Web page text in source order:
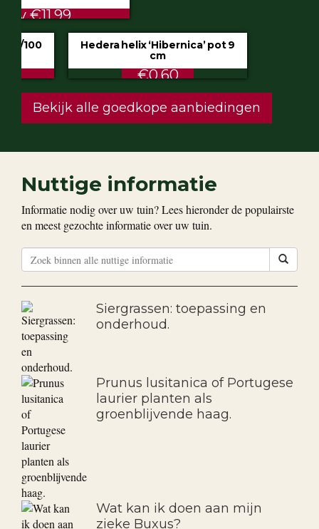
STUNT €9.50 ipv €11.99
Klimop aan stok pot 1.5 liter 80/100
ALTIJD LAAG €2.50
Hedera helix ‘Hibernica’ pot 9
cm
liter
€4.75
Bekijk alle goedkope aanbiedingen
Nuttige informatie
Informatie nodig over uw tuin? Lees hieronder de populairste
en meest gezochte informatie over uw tuin.
Prunus lusitanica of Portugese
laurier planten als